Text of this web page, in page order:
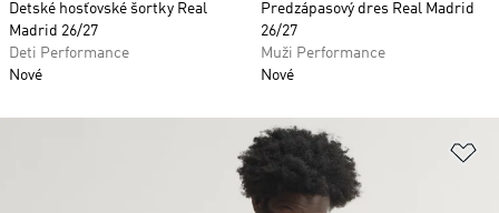
Detské hosťovské šortky Real
Madrid 26/27
Deti Performance
Nové
Predzápasový dres Real Madrid
26/27
Muži Performance
Nové